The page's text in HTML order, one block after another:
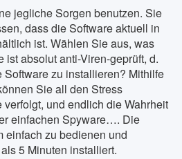
jegliche Sorgen benutzen. Sie
dass die Software aktuell in
ist. Wählen Sie aus, was
ist absolut anti-Viren-geprüft, d.
Software zu installieren? Mithilfe
Sie all den Stress
und endlich die Wahrheit
einfachen Spyware…. Die
einfach zu bedienen und
5 Minuten installiert.